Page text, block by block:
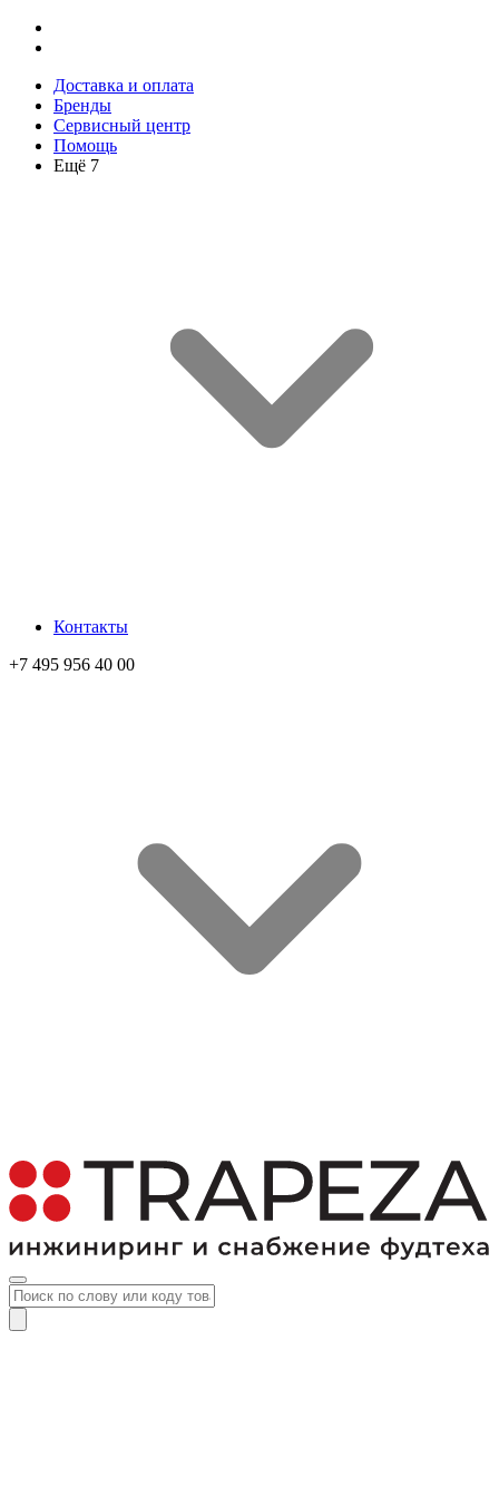
Доставка и оплата
Бренды
Сервисный центр
Помощь
Ещё 7
Контакты
+7 495 956 40 00